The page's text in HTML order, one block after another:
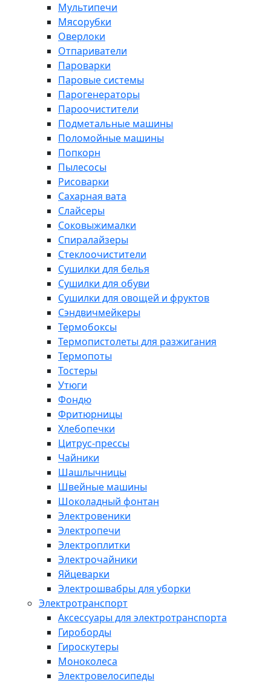
Мультипечи
Мясорубки
Оверлоки
Отпариватели
Пароварки
Паровые системы
Парогенераторы
Пароочистители
Подметальные машины
Поломойные машины
Попкорн
Пылесосы
Рисоварки
Сахарная вата
Слайсеры
Соковыжималки
Спиралайзеры
Стеклоочистители
Сушилки для белья
Сушилки для обуви
Сушилки для овощей и фруктов
Сэндвичмейкеры
Термобоксы
Термопистолеты для разжигания
Термопоты
Тостеры
Утюги
Фондю
Фритюрницы
Хлебопечки
Цитрус-прессы
Чайники
Шашлычницы
Швейные машины
Шоколадный фонтан
Электровеники
Электропечи
Электроплитки
Электрочайники
Яйцеварки
Электрошвабры для уборки
Электротранспорт
Аксессуары для электротранспорта
Гироборды
Гироскутеры
Моноколеса
Электровелосипеды